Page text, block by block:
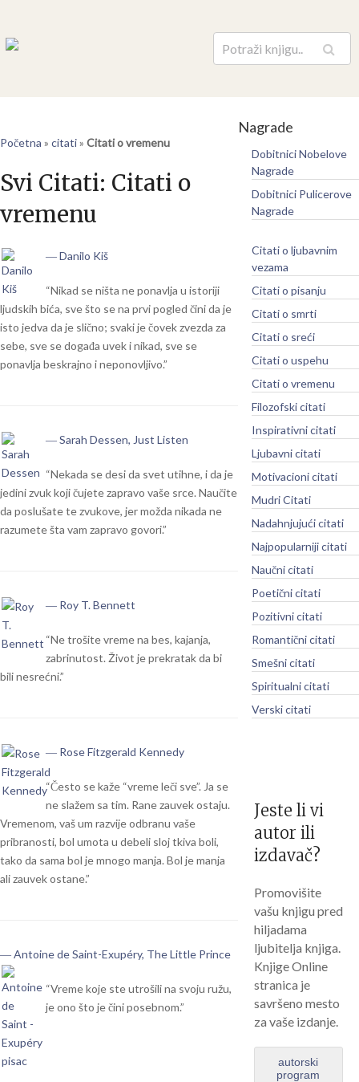
Pretraga
Početna » citati» Citati o vremenu
Svi Citati: Citati o
vremenu
― Danilo Kiš
“Nikad se ništa ne ponavlja u istoriji
ljudskih bića, sve što se na prvi pogled čini da je
isto jedva da je slično; svaki je čovek zvezda za
sebe, sve se događa uvek i nikad, sve se
ponavlja beskrajno i neponovljivo.”
― Sarah Dessen, Just Listen
“Nekada se desi da svet utihne, i da je
jedini zvuk koji čujete zapravo vaše srce. Naučite
da poslušate te zvukove, jer možda nikada ne
razumete šta vam zapravo govori.”
― Roy T. Bennett
“Ne trošite vreme na bes, kajanja,
zabrinutost. Život je prekratak da bi
bili nesrećni.”
― Rose Fitzgerald Kennedy
“Često se kaže “vreme leči sve”. Ja se
ne slažem sa tim. Rane zauvek ostaju.
Vremenom, vaš um razvije odbranu vaše
pribranosti, bol umota u debeli sloj tkiva boli,
tako da sama bol je mnogo manja. Bol je manja
ali zauvek ostane.”
― Antoine de Saint-Exupéry, The Little Prince
“Vreme koje ste utrošili na svoju ružu,
je ono što je čini posebnom.”
Nagrade
Dobitnici Nobelove
Nagrade
Dobitnici Pulicerove
Nagrade
Citati o ljubavnim
vezama
Citati o pisanju
Citati o smrti
Citati o sreći
Citati o uspehu
Citati o vremenu
Filozofski citati
Inspirativni citati
Ljubavni citati
Motivacioni citati
Mudri Citati
Nadahnjujući citati
Najpopularniji citati
Naučni citati
Poetični citati
Pozitivni citati
Romantični citati
Smešni citati
Spiritualni citati
Verski citati
Jeste li vi
autor ili
izdavač?
Promovišite
vašu knjigu pred
hiljadama
ljubitelja knjiga.
Knjige Online
stranica je
savršeno mesto
za vaše izdanje.
autorski
program